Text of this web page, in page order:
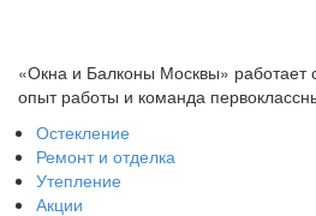
«Окна и Балконы Москвы» работает
опыт работы и команда
Остекление
Ремонт и отделка
Утепление
Акции